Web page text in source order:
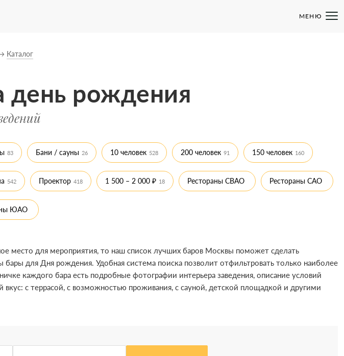
МЕНЮ
Каталог
рождения
83 Бани / сауны 26 10 человек 528 200 человек 91 150 человек 160
542 Проектор 418 1 500 – 2 000 ₽ 18 Рестораны СВАО Рестораны САО
ЮАО
место для мероприятия, то наш список лучших баров Москвы поможет сделать
для Дня рождения. Удобная система поиска позволит отфильтровать только наиболее
каждого бара есть подробные фотографии интерьера заведения, описание условий
с террасой, с возможностью проживания, с сауной, детской площадкой и другими